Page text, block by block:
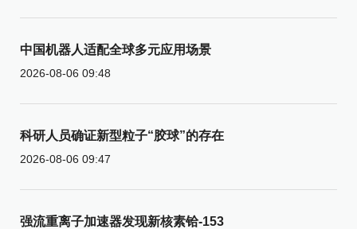
中国机器人适配全球多元应用场景
2026-08-06 09:48
科研人员确证新型粒子“胶球”的存在
2026-08-06 09:47
强流重离子加速器发现新核素铪-153